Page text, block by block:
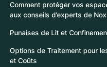
Comment protéger vos
aux conseils d’experts de
Punaises de Lit et
Options de Traitement pour
et Coûts